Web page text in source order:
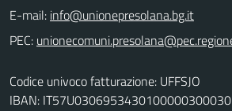
E-mail:
PEC:
Codice univoco fatturazione: UFFSJO
IBAN: IT57U0306953430100000300030